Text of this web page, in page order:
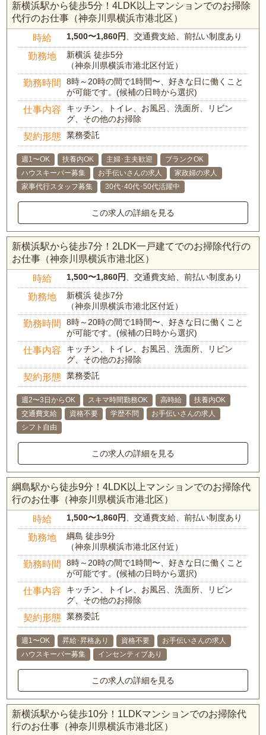
新横浜駅から徒歩5分！4LDK以上マンションでのお掃除
代行のお仕事（神奈川県横浜市港北区）
時給 1,500〜1,860円 、交通費支給、前払い制度あり
勤務地
新横浜 徒歩5分
（神奈川県横浜市港北区付近）
勤務時間
8時～20時の間で1時間〜、好きな日に働くこと
が可能です。(候補の日時から選択)
仕事内容
キッチン、トイレ、お風呂、洗面所、リビン
グ、その他のお掃除
契約形態 業務委託
週1〜OK 扶養内OK 主婦･主夫歓迎
ブランクOK
ハウスキーパー募集
お手伝いさんの求人
家政婦の求人
家事代行スタッフ募集
30代･40代･50代活躍中
この求人の詳細を見る
新横浜駅から徒歩7分！2LDK一戸建てでのお掃除代行の
お仕事（神奈川県横浜市港北区）
時給 1,500〜1,860円 、交通費支給、前払い制度あり
勤務地
新横浜 徒歩7分
（神奈川県横浜市港北区付近）
勤務時間
8時～20時の間で1時間〜、好きな日に働くこと
が可能です。(候補の日時から選択)
仕事内容
キッチン、トイレ、お風呂、洗面所、リビン
グ、その他のお掃除
契約形態 業務委託
週2〜3日からOK スキマ時間勤務OK 高時給
扶養内OK
交通費支給
資格不要 学歴不問
お手伝いさんの求人
シフト自由
この求人の詳細を見る
綱島駅から徒歩9分！4LDK以上マンションでのお掃除代
行のお仕事（神奈川県横浜市港北区）
時給 1,500〜1,860円 、交通費支給、前払い制度あり
勤務地
綱島 徒歩9分
（神奈川県横浜市港北区付近）
勤務時間
8時～20時の間で1時間〜、好きな日に働くこと
が可能です。(候補の日時から選択)
仕事内容
キッチン、トイレ、お風呂、洗面所、リビン
グ、その他のお掃除
契約形態 業務委託
週1〜OK 昇給･昇格あり 資格不要
お手伝いさんの求人
ハウスキーパー募集
インセンティブあり
この求人の詳細を見る
新横浜駅から徒歩10分！1LDKマンションでのお掃除代
行のお仕事（神奈川県横浜市港北区）